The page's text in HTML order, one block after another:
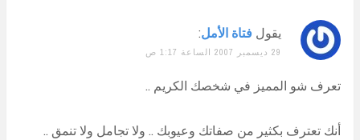
يقول فتاة الأمل:
29 ديسمبر 2007 الساعة 1:17 ص
تعرف شو المميز في شخصك الكريم ..
أنك تعترف بكثير من صفاتك وعيوبك .. ولا تجامل ولا تنمق ..